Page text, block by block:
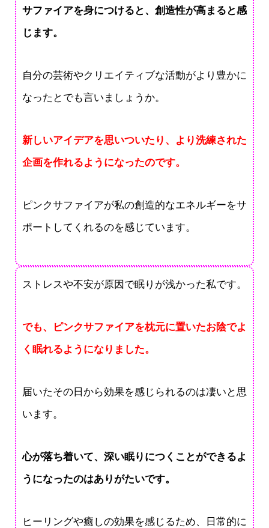
サファイアを身につけると、創造性が高まると感
じます。
自分の芸術やクリエイティブな活動がより豊かに
なったとでも言いましょうか。
新しいアイデアを思いついたり、より洗練された
企画を作れるようになったのです。
ピンクサファイアが私の創造的なエネルギーをサ
ポートしてくれるのを感じています。
ストレスや不安が原因で眠りが浅かった私です。
でも、ピンクサファイアを枕元に置いたお陰でよ
く眠れるようになりました。
届いたその日から効果を感じられるのは凄いと思
います。
心が落ち着いて、深い眠りにつくことができるよ
うになったのはありがたいです。
ヒーリングや癒しの効果を感じるため、日常的に